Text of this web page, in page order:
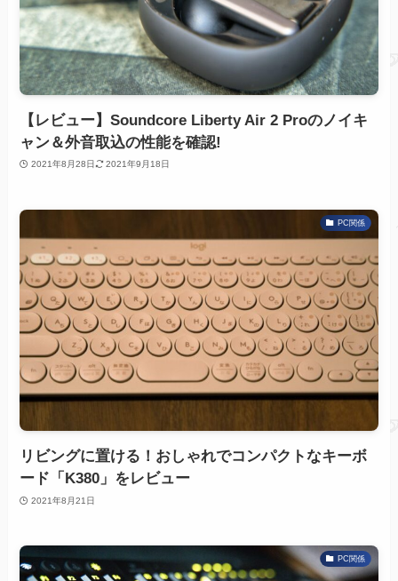
【レビュー】Soundcore Liberty Air 2 Proのノイキ
ャン＆外音取込の性能を確認!
2021年8月28日 2021年9月18日
PC関係
リビングに置ける！おしゃれでコンパクトなキーボ
ード「K380」をレビュー
2021年8月21日
PC関係